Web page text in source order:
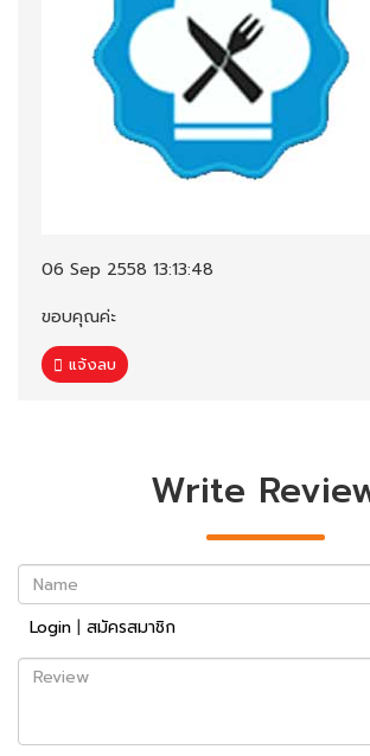
06 Sep 2558 13:13:48
ขอบคุณค่ะ
แจ้งลบ
Write
Name
Login | สมัครสมาชิก
Review